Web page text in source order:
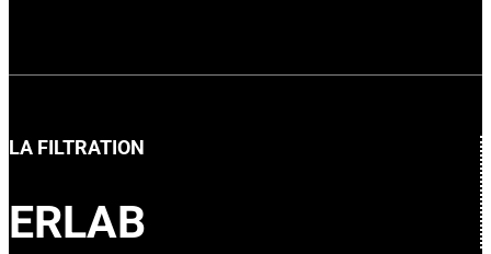
LA FILTRATION
ERLAB